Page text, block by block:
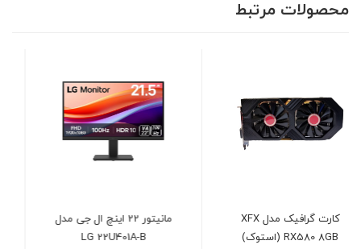
محصولات مرتبط
مانیتور 22 اینچ ال جی مدل
LG 22U401A-B
GRIFFIN G9